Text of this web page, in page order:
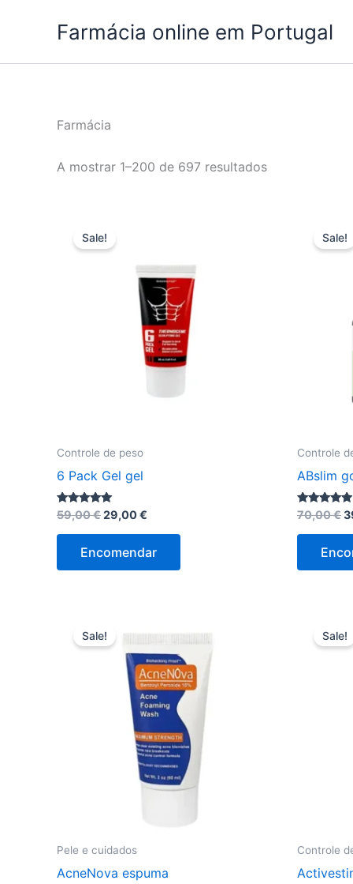
Farmácia online em Portugal
Farmácia
A mostrar 1–200 de 697 resultados
Sale!
Controle de peso
6 Pack Gel gel
Avaliação
4.89
de 5
59,00€O
era:
59,00 €.
29,00€
é:
29,00 €.
Encomendar
Sale!
Controle
ABslim
Avaliação
4.75
de 5
70,00€O
Sale!
Pele e cuidados
AcneNova espuma
Sale!
Controle